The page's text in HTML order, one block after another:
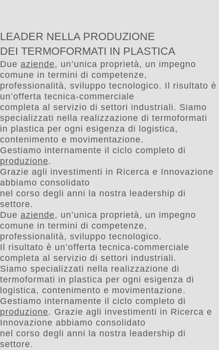
LEADER NELLA PRODUZIONE
DEI TERMOFORMATI IN PLASTICA
Due aziende, un’unica proprietà, un impegno
comune in termini di competenze,
professionalità, sviluppo tecnologico. Il risultato è
un’offerta tecnica-commerciale
completa al servizio di settori industriali. Siamo
specializzati nella realizzazione di termoformati
in plastica per ogni esigenza di logistica,
contenimento e movimentazione.
Gestiamo internamente il ciclo completo di
produzione.
Grazie agli investimenti in Ricerca e Innovazione
abbiamo consolidato
nel corso degli anni la nostra leadership di
settore.
Due aziende, un’unica proprietà, un impegno
comune in termini di competenze,
professionalità, sviluppo tecnologico.
Il risultato è un’offerta tecnica-commerciale
completa al servizio di settori industriali.
Siamo specializzati nella realizzazione di
termoformati in plastica per ogni esigenza di
logistica, contenimento e movimentazione.
Gestiamo internamente il ciclo completo di
produzione. Grazie agli investimenti in Ricerca e
Innovazione abbiamo consolidato
nel corso degli anni la nostra leadership di
settore.